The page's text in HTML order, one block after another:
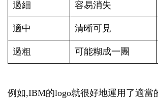
過細 容易消失
適中 清晰可見
過粗 可能糊成一團
例如,IBM的logo就很好地運用了適當